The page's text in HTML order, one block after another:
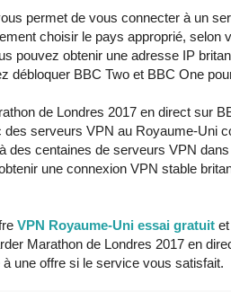
permet de vous connecter à un
choisir le pays approprié, selon
pouvez obtenir une adresse IP
débloquer BBC Two et BBC One
de Londres 2017 en direct sur
serveurs VPN au Royaume-Uni
des centaines de serveurs VPN
une connexion VPN stable
VPN Royaume-Uni essai gratuit et
Marathon de Londres 2017 en
une offre si le service vous satisfait.